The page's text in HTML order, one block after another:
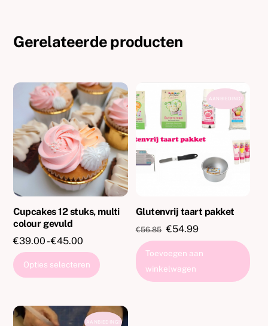
Gerelateerde producten
Cupcakes 12 stuks, multi
colour gevuld
€39.00 - €45.00
€39.00
tot
Opties selecteren
meerdere
variaties.
AANBIEDING!
Glutenvrij taart pakket
€56.85 Oorspronkelijke
prijs
was:
€56.85.
€54.99Huidige
prijs
is:
Toevoegen aan
winkelwagen
AANBIEDING!